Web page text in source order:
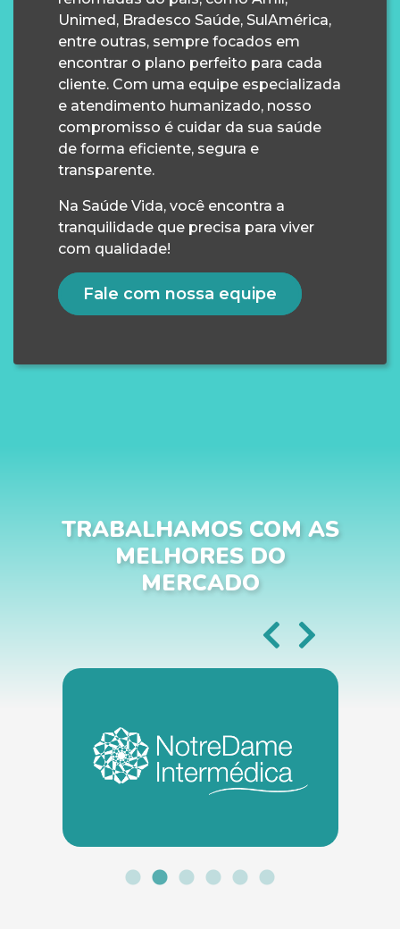
Unimed, Bradesco Saúde, SulAmérica,
entre outras, sempre focados em
encontrar o plano perfeito para cada
cliente. Com uma equipe especializada
e atendimento humanizado, nosso
compromisso é cuidar da sua saúde
de forma eficiente, segura e
transparente.
Na Saúde Vida, você encontra a
tranquilidade que precisa para viver
com qualidade!
Fale com nossa equipe
TRABALHAMOS COM AS
MELHORES DO
MERCADO